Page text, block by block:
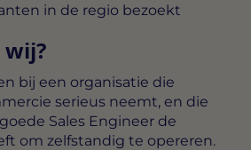
in de regio bezoekt
bij een organisatie die
serieus neemt, en die
Sales Engineer de
om zelfstandig te opereren.